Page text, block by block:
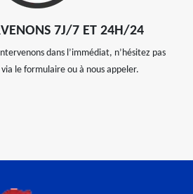
7J/7 ET 24H/24
dans l’immédiat, n’hésitez pas
le formulaire ou à nous appeler.